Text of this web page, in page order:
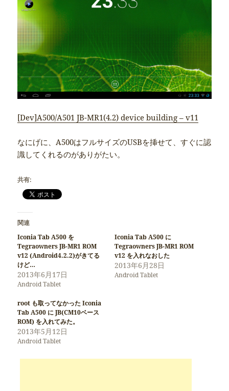
[Dev]A500/A501 JB-MR1(4.2) device building – v11
なにげに、A500はフルサイズのUSBを挿せて、すぐに認
識してくれるのがありがたい。
共有:
関連
Iconia Tab A500 を
Tegraowners JB-MR1 ROM
v12 (Android4.2.2)がきてる
けど…
2013年6月17日
Android Tablet
Iconia Tab A500 に
Tegraowners JB-MR1 ROM
v12 を入れなおした
2013年6月28日
Android Tablet
root も取ってなかった Iconia
Tab A500 に JB(CM10ベース
ROM) を入れてみた。
2013年5月12日
Android Tablet